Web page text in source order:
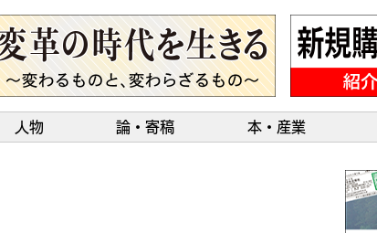
人物 論・寄稿 本・産業